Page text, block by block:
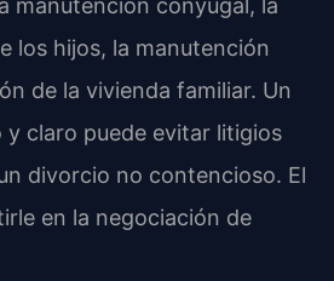
manutención conyugal, la
los hijos, la manutención
de la vivienda familiar. Un
claro puede evitar litigios
divorcio no contencioso. El
en la negociación de